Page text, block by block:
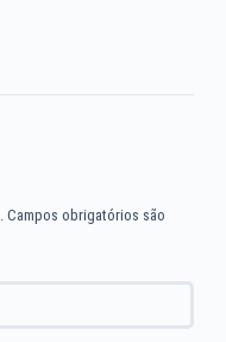
Campos obrigatórios são